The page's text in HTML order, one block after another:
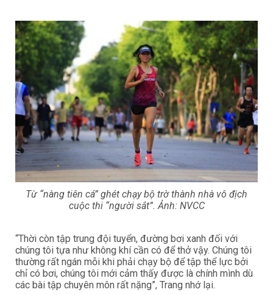
Từ “nàng tiên cá” ghét chạy bộ trờ thành nhà vô địch
cuộc thi “người sắt”. Ảnh: NVCC
“Thời còn tập trung đội tuyển, đường bơi xanh đối với
chúng tôi tựa như không khí cần có để thở vậy. Chúng tôi
thường rất ngán mỗi khi phải chạy bộ để tập thể lực bởi
chỉ có bơi, chúng tôi mới cảm thấy được là chính mình dù
các bài tập chuyên môn rất nặng”, Trang nhớ lại.